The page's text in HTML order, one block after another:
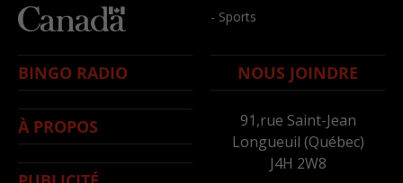
- Sports
BINGO RADIO
À PROPOS
NOUS JOINDRE
91,rue Saint-Jean
Longueuil (Québec)
J4H 2W8